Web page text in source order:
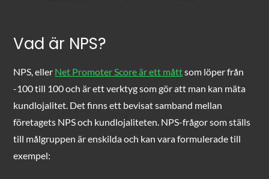
Vad är NPS?
NPS, eller Net Promoter Score är ett måttsom löper från
-100 till 100 och är ett verktyg som gör att man kan mäta
kundlojalitet. Det finns ett bevisat samband mellan
företagets NPS och kundlojaliteten. NPS-frågor som ställs
till målgruppen är enskilda och kan vara formulerade till
exempel: